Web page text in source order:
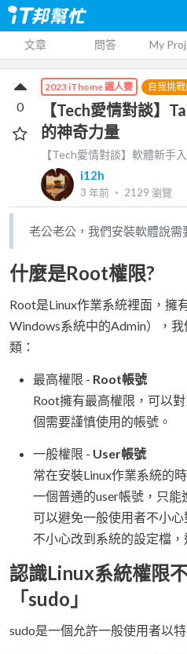
文章 問答 My
2023 iThome 鐵人賽 自我挑戰
【Tech愛情對談】
的神奇力量
【Tech愛情對談】軟體新手
i12h
3 年前 ‧ 2129 瀏覽
0
老公老公，我們安裝軟體說
什麼是Root權限?
Root是Linux作業系統裡面，擁
Windows系統中的Admin），
類：
最高權限 - Root帳號
Root擁有最高權限，可以
個需要謹慎使用的帳號。
一般權限 - User帳號
常在安裝Linux作業系統的
一個普通的user帳號，只
可以避免一般使用者不小
不小心改到系統的設定檔
認識Linux系統權限
「sudo 」
sudo是一個允許一般使用者以